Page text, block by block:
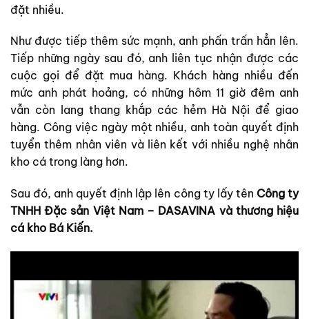
đặt nhiều.
Như được tiếp thêm sức mạnh, anh phấn trấn hẳn lên.
Tiếp những ngày sau đó, anh liên tục nhận được các
cuộc gọi để đặt mua hàng. Khách hàng nhiều đến
mức anh phát hoảng, có những hôm 11 giờ đêm anh
vẫn còn lang thang khắp các hẻm Hà Nội để giao
hàng. Công việc ngày một nhiều, anh toàn quyết định
tuyển thêm nhân viên và liên kết với nhiều nghệ nhân
kho cá trong làng hơn.
Sau đó, anh quyết định lập lên công ty lấy tên Công ty
TNHH Đặc sản Việt Nam – DASAVINA và thương hiệu
cá kho Bá Kiến.